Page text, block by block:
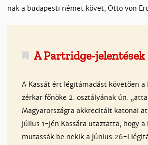
nak a bu­da­pes­ti né­met kö­vet, Ot­to von
A Part­rid­ge-­je­len­té­sek
A Kas­sát ért lé­gi­tá­ma­dást kö­ve­tően
zér­kar fő­nö­ke 2. osz­tá­lyá­nak ún.
Ma­gyaror­szág­ra akk­re­di­tált ka­to­nai
jú­lius 1-jén Kas­sá­ra utaz­tat­ta, hogy a
mu­tas­sák be ne­kik a jú­nius 26-i